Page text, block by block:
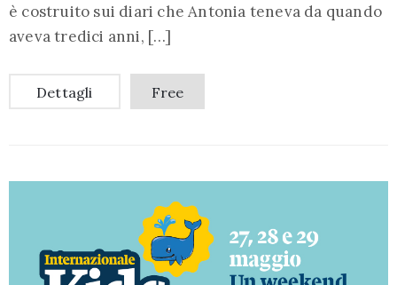
è costruito sui diari che Antonia teneva da quando
aveva tredici anni, […]
Dettagli Free